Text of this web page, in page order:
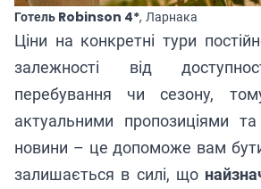
Готель Robinson 4*, Ларнака
Ціни на конкретні тури
залежності від
перебування чи сезону,
актуальними пропозиціями
новини – це допоможе вам
залишається в силі, що